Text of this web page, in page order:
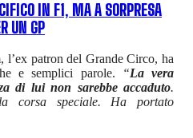
IN F1, MA A SORPRESA
UN GP
l’ex patron del Grande Circo, ha
e semplici parole.
“La vera
di lui non sarebbe accaduto.
corsa speciale. Ha portato